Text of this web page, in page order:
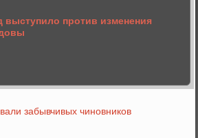
против изменения
забывчивых чиновников